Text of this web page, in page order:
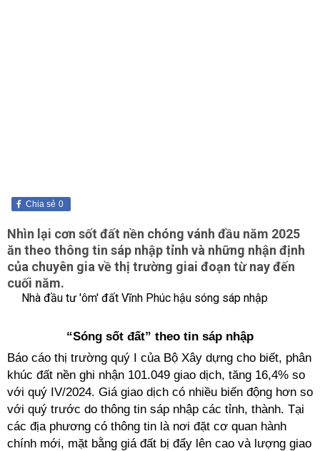
0
Chia sẻ
Nhìn lại cơn sốt đất nền chóng vánh đầu năm 2025
ăn theo thông tin sáp nhập tỉnh và những nhận định
của chuyên gia về thị trường giai đoạn từ nay đến
cuối năm.
Nhà đầu tư 'ôm' đất Vĩnh Phúc hậu sóng sáp nhập
“Sóng sốt đất” theo tin sáp nhập
Báo cáo thị trường quý I của Bộ Xây dựng cho biết, phân
khúc đất nền ghi nhận 101.049 giao dịch, tăng 16,4% so
với quý IV/2024. Giá giao dịch có nhiều biến động hơn so
với quý trước do thông tin sáp nhập các tỉnh, thành. Tại
các địa phương có thông tin là nơi đặt cơ quan hành
chính mới, mặt bằng giá đất bị đẩy lên cao và lượng giao